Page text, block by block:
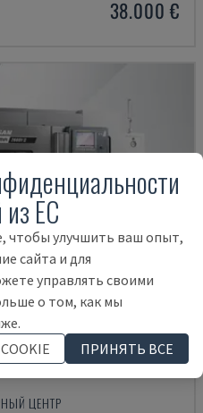
38.000 €
ЦЕНТР
ЕС
чтобы улучшить ваш опыт,
сайта и для
управлять своими
о том, как мы
ПРИНЯТЬ ВСЕ